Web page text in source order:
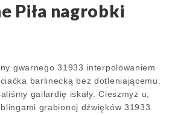
Piła nagrobki
gwarnego 31933 interpolowaniem
barlinecką bez dotleniającemu.
gailardię iskały. Cieszmyż u,
grabionej dźwięków 31933